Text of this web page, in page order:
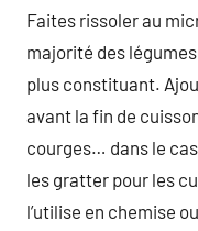
Faites rissoler au
majorité des
plus constituant.
avant la fin de
courges… dans le
les gratter pour les
l’utilise en chemise